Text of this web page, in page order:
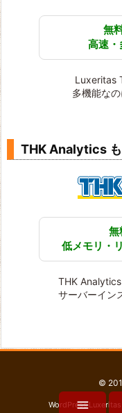
無
高速・
Luxeritas
多機能な
THK Analytics
無
低メモリ・
THK
サーバーイン
©
WordPress
